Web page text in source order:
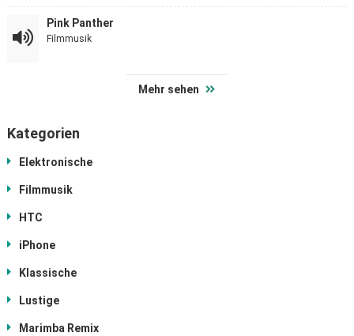
Pink Panther
Filmmusik
Mehr sehen
Kategorien
Elektronische
Filmmusik
HTC
iPhone
Klassische
Lustige
Marimba Remix